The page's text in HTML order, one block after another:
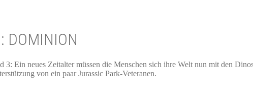
DOMINION
3: Ein neues Zeitalter müssen die Menschen sich ihre Welt nun mit den
von ein paar Jurassic Park-Veteranen.